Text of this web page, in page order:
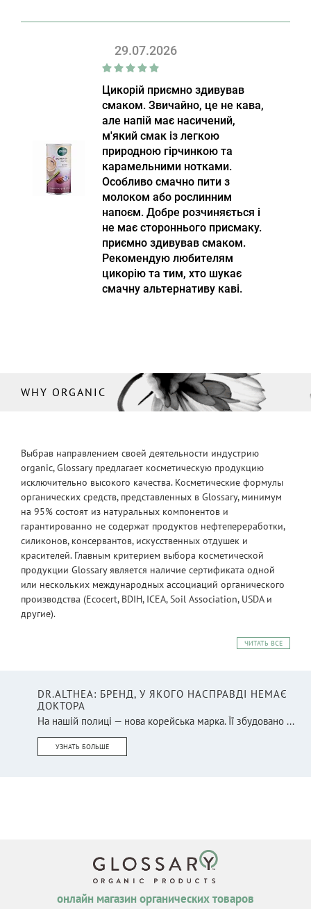
29.07.2026
Цикорій приємно здивував
смаком. Звичайно, це не кава,
але напій має насичений,
м'який смак із легкою
природною гірчинкою та
карамельними нотками.
Особливо смачно пити з
молоком або рослинним
напоєм. Добре розчиняється і
не має стороннього присмаку.
приємно здивував смаком.
Рекомендую любителям
цикорію та тим, хто шукає
смачну альтернативу каві.
WHY ORGANIC
Выбрав направлением своей деятельности индустрию
organic, Glossary предлагает косметическую продукцию
исключительно высокого качества. Косметические формулы
органических средств, представленных в Glossary, минимум
на 95% состоят из натуральных компонентов и
гарантированно не содержат продуктов нефтепереработки,
силиконов, консервантов, искусственных отдушек и
красителей. Главным критерием выбора косметической
продукции Glossary является наличие сертификата одной
или нескольких международных ассоциаций органического
производства (Ecocert, BDIH, ICEA, Soil Association, USDA и
другие).
ЧИТАТЬ ВСЕ
DR.ALTHEA: БРЕНД, У ЯКОГО НАСПРАВДІ НЕМАЄ
ДОКТОРА
На нашій полиці — нова корейська марка. Її збудовано ...
УЗНАТЬ БОЛЬШЕ
онлайн магазин органических товаров